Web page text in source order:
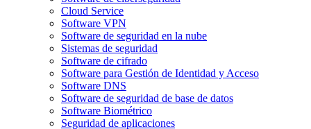
Cloud Service
Software VPN
Software de seguridad en la nube
Sistemas de seguridad
Software de cifrado
Software para Gestión de Identidad y Acceso
Software DNS
Software de seguridad de base de datos
Software Biométrico
Seguridad de aplicaciones